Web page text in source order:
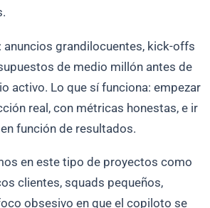
anuncios grandilocuentes, kick-offs
de medio millón antes de
activo. Lo que sí funciona: empezar
real, con métricas honestas, e ir
función de resultados.
en este tipo de proyectos como
clientes, squads pequeños,
obsesivo en que el copiloto se